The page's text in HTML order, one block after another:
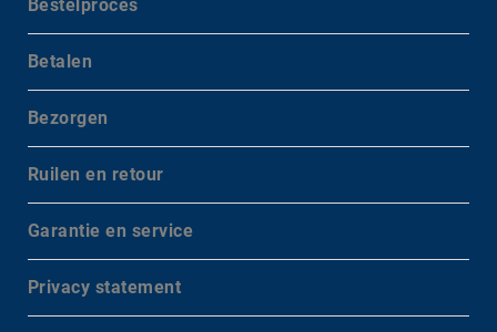
Bestelproces
Betalen
Bezorgen
Ruilen en retour
Garantie en service
Privacy statement